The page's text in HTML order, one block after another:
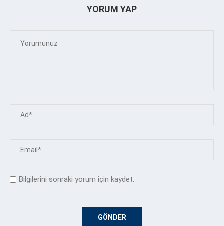
YORUM YAP
Bilgilerini sonraki yorum için kaydet.